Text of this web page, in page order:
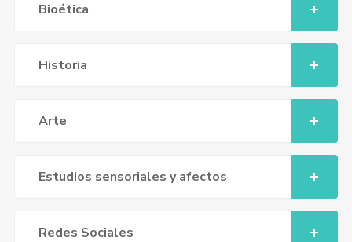
Bioética
Historia
Arte
Estudios sensoriales y afectos
Redes Sociales